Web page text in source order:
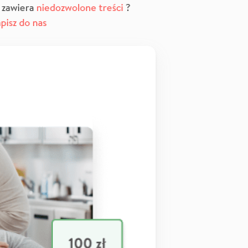
niedozwolone treści?
do nas